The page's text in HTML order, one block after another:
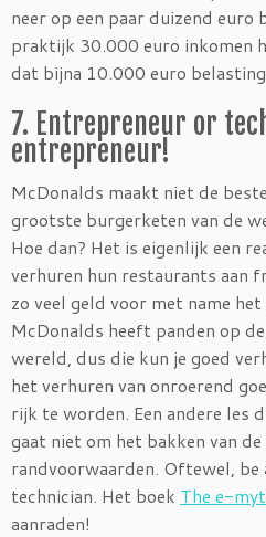
neer op een paar duizend
praktijk 30.000 euro inkomen
dat bijna 10.000 euro
7. Entrepreneur or
entrepreneur!
McDonalds maakt niet de
grootste burgerketen van de
Hoe dan? Het is eigenlijk een
verhuren hun restaurants aan
zo veel geld voor met name
McDonalds heeft panden op
wereld, dus die kun je goed
het verhuren van onroerend
rijk te worden. Een andere les
gaat niet om het bakken van
randvoorwaarden. Oftewel, be
technician. Het boek The e-
aanraden!